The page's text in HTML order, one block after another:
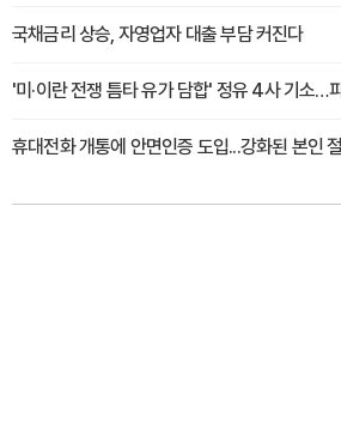
국채금리 상승, 자영업자 대출 부담 커진다
'미·이란 전쟁 틈타 유가 담합' 정유 4사 기소…
휴대전화 개통에 안면인증 도입...강화된 본인